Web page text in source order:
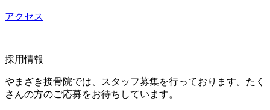
アクセス
採用情報
やまざき接骨院では、スタッフ募集を行っております。たく
さんの方のご応募をお待ちしています。